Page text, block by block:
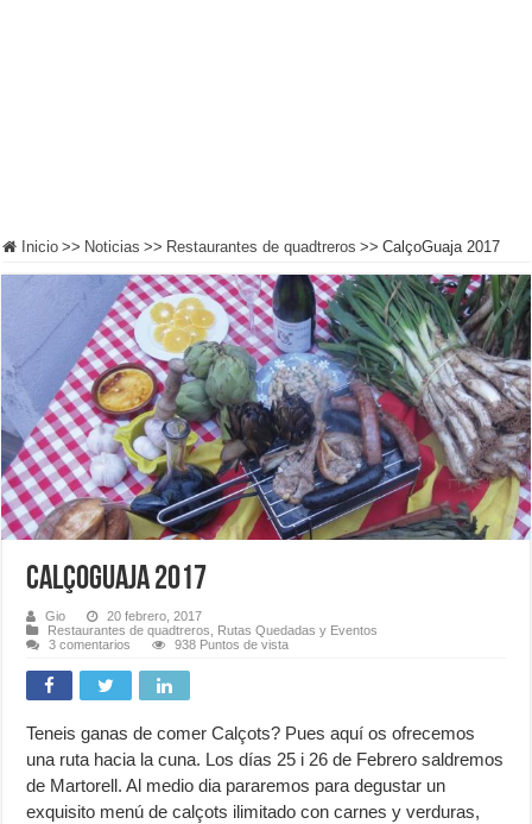
Inicio >> Noticias >> Restaurantes de quadtreros >> CalçoGuaja 2017
CalçoGuaja 2017
Gio
20 febrero, 2017
Restaurantes de quadtreros
Rutas Quedadas y Eventos
3 comentarios
938 Puntos de vista
Teneis ganas de comer Calçots? Pues aquí os ofrecemos
una ruta hacia la cuna. Los días 25 i 26 de Febrero saldremos
de Martorell. Al medio dia pararemos para degustar un
exquisito menú de calçots ilimitado con carnes y verduras,